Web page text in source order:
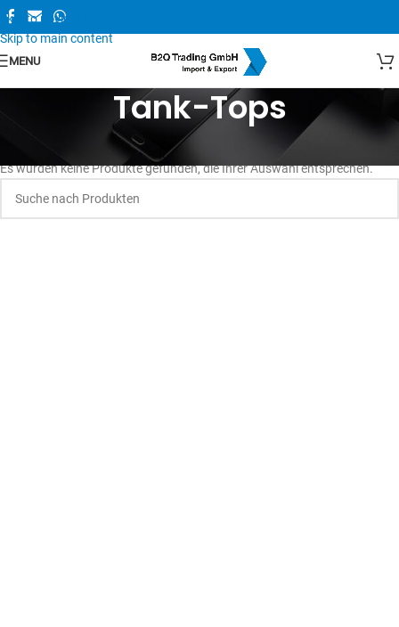
Skip to navigation
Skip to main content
MENU
Tank-Tops
Es wurden keine Produkte gefunden, die Ihrer Auswahl entsprechen.